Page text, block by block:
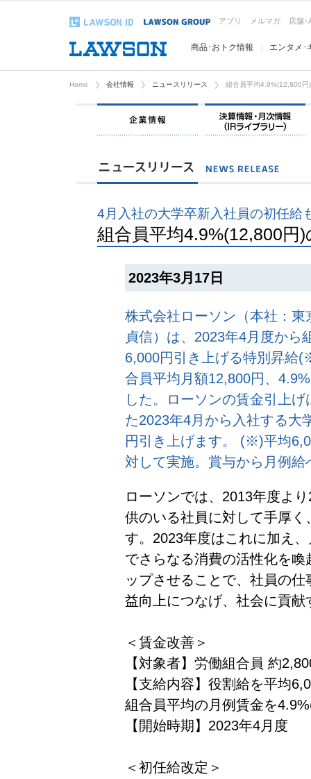
アプリ メルマガ 店舗･
商品･おトク情報 エンタメ･
Home 会社情報 ニュースリリース 組合員平均4.9%(12,800円
企業情報
4月入社の大学卒新入社員の初任給
組合員平均4.9%(12,800円
2023年3月17日
株式会社ローソン（本社：
貞信）は、2023年4月度から
6,000円引き上げる特別昇給
合員平均月額12,800円、
した。ローソンの賃金引上
た2023年4月から入社する大
円引き上げます。 (※)平均
対して実施。賞与から月例
ローソンでは、2013年度よ
供のいる社員に対して手厚
す。2023年度はこれに加え
でさらなる消費の活性化を
ップさせることで、社員の
益向上につなげ、社会に貢
＜賃金改善＞
【対象者】労働組合員 約
【支給内容】役割給を平均
組合員平均の月例賃金を
【開始時期】2023年4月度
＜初任給改定＞